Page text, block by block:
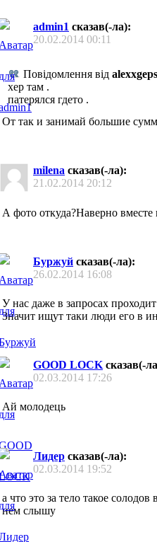
admin1 сказав(-ла):
20.02.2014 00:11
Повідомлення від alexxgeps
хер там .
патерялся гдето .
От так и занимай большие
milena сказав(-ла):
21.02.2014 20:12
А фото откуда?Наверно
Буржуй сказав(-ла):
26.02.2014 16:08
У нас даже в запросах
Значит ищут таки люди его в
GOOD LOCK сказав(-
02.03.2014 17:26
Ай молодець
Лидер сказав(-ла):
02.03.2014 19:52
а что это за тело такое
нем слышу